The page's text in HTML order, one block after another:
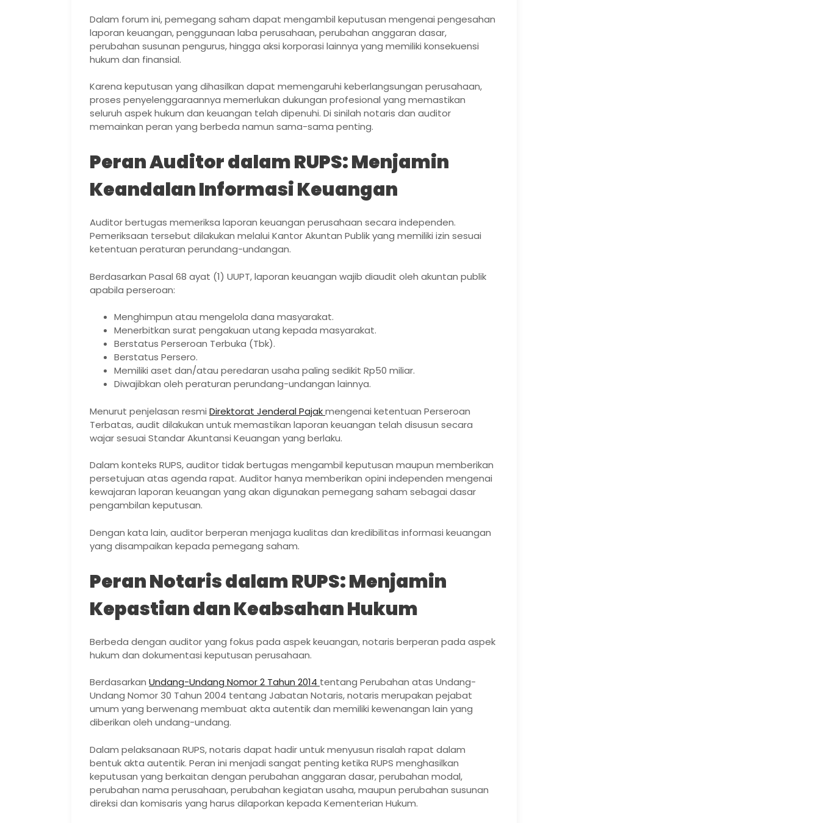
Dalam forum ini, pemegang saham dapat mengambil keputusan mengenai pengesahan
laporan keuangan, penggunaan laba perusahaan, perubahan anggaran dasar,
perubahan susunan pengurus, hingga aksi korporasi lainnya yang memiliki konsekuensi
hukum dan finansial.
Karena keputusan yang dihasilkan dapat memengaruhi keberlangsungan perusahaan,
proses penyelenggaraannya memerlukan dukungan profesional yang memastikan
seluruh aspek hukum dan keuangan telah dipenuhi. Di sinilah notaris dan auditor
memainkan peran yang berbeda namun sama-sama penting.
Peran Auditor dalam RUPS: Menjamin
Keandalan Informasi Keuangan
Auditor bertugas memeriksa laporan keuangan perusahaan secara independen.
Pemeriksaan tersebut dilakukan melalui Kantor Akuntan Publik yang memiliki izin sesuai
ketentuan peraturan perundang-undangan.
Berdasarkan Pasal 68 ayat (1) UUPT, laporan keuangan wajib diaudit oleh akuntan publik
apabila perseroan:
Menghimpun atau mengelola dana masyarakat.
Menerbitkan surat pengakuan utang kepada masyarakat.
Berstatus Perseroan Terbuka (Tbk).
Berstatus Persero.
Memiliki aset dan/atau peredaran usaha paling sedikit Rp50 miliar.
Diwajibkan oleh peraturan perundang-undangan lainnya.
Menurut penjelasan resmi Direktorat Jenderal Pajakmengenai ketentuan Perseroan
Terbatas, audit dilakukan untuk memastikan laporan keuangan telah disusun secara
wajar sesuai Standar Akuntansi Keuangan yang berlaku.
Dalam konteks RUPS, auditor tidak bertugas mengambil keputusan maupun memberikan
persetujuan atas agenda rapat. Auditor hanya memberikan opini independen mengenai
kewajaran laporan keuangan yang akan digunakan pemegang saham sebagai dasar
pengambilan keputusan.
Dengan kata lain, auditor berperan menjaga kualitas dan kredibilitas informasi keuangan
yang disampaikan kepada pemegang saham.
Peran Notaris dalam RUPS: Menjamin
Kepastian dan Keabsahan Hukum
Berbeda dengan auditor yang fokus pada aspek keuangan, notaris berperan pada aspek
hukum dan dokumentasi keputusan perusahaan.
Berdasarkan Undang-Undang Nomor 2 Tahun 2014 tentang Perubahan atas Undang-
Undang Nomor 30 Tahun 2004 tentang Jabatan Notaris, notaris merupakan pejabat
umum yang berwenang membuat akta autentik dan memiliki kewenangan lain yang
diberikan oleh undang-undang.
Dalam pelaksanaan RUPS, notaris dapat hadir untuk menyusun risalah rapat dalam
bentuk akta autentik. Peran ini menjadi sangat penting ketika RUPS menghasilkan
keputusan yang berkaitan dengan perubahan anggaran dasar, perubahan modal,
perubahan nama perusahaan, perubahan kegiatan usaha, maupun perubahan susunan
direksi dan komisaris yang harus dilaporkan kepada Kementerian Hukum.